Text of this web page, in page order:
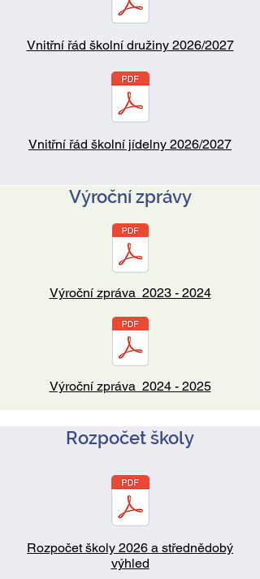
Vnitřní řád školní družiny 2026/2027
Vnitřní řád školní jídelny 2026/2027
Výroční zprávy
Výroční zpráva 2023 - 2024
Výroční zpráva 2024 - 2025
Rozpočet školy
Rozpočet školy 2026 a střednědobý
výhled